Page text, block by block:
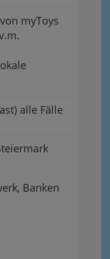
myToys
alle Fälle
Banken